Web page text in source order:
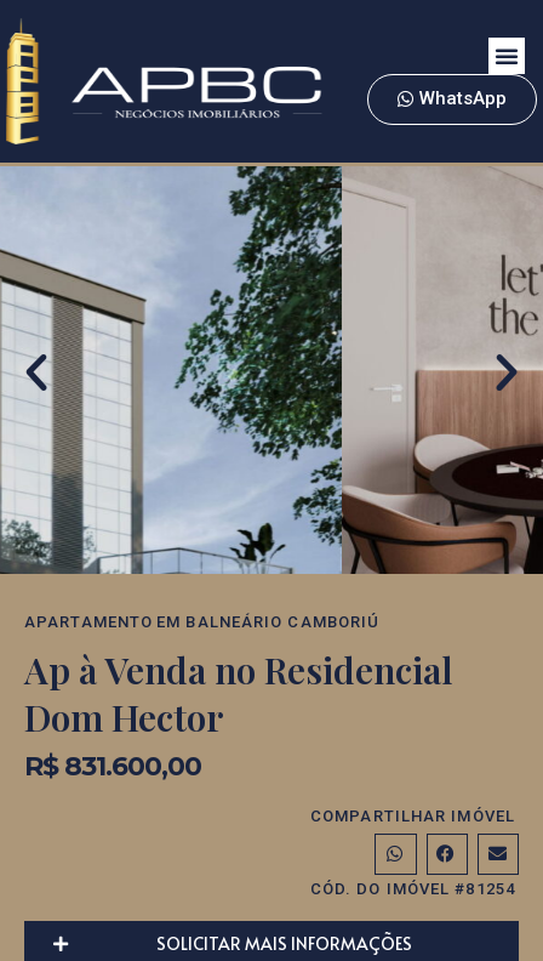
WhatsApp
APARTAMENTO EM BALNEÁRIO CAMBORIÚ
Ap à Venda no Residencial
Dom Hector
R$ 831.600,00
COMPARTILHAR IMÓVEL
CÓD. DO IMÓVEL #81254
SOLICITAR MAIS INFORMAÇÕES